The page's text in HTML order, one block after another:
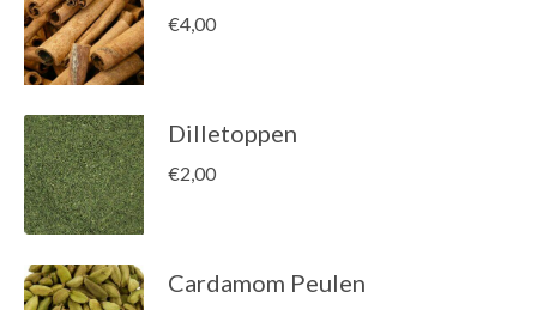
€4,00
Dilletoppen
€2,00
Cardamom Peulen